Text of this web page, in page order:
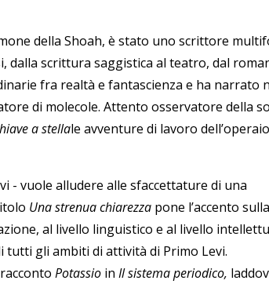
della Shoah, è stato uno scrittore
dalla scrittura saggistica al teatro, dal
fra realtà e fantascienza e ha narrato
di molecole. Attento osservatore della
a stellale avventure di lavoro dell’operaio
- vuole alludere alle sfaccettature di una
Una strenua chiarezza pone l’accento
al livello linguistico e al livello
tutti gli ambiti di attività di Primo Levi.
Potassio in Il sistema periodico,